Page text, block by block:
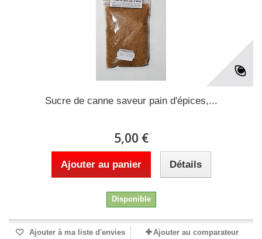
Sucre de canne saveur pain d'épices,...
5,00 €
Ajouter au panier Détails
Disponible
Ajouter à ma liste d'envies Ajouter au comparateur